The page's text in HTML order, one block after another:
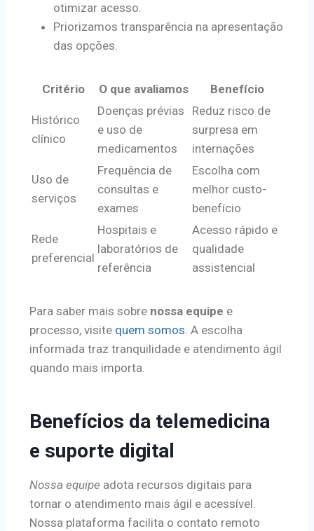
otimizar acesso.
Priorizamos transparência na apresentação
das opções.
Critério O que avaliamos Benefício
Histórico
clínico
Doenças prévias
e uso de
medicamentos
Reduz risco de
surpresa em
internações
Uso de
serviços
Frequência de
consultas e
exames
Escolha com
melhor custo-
benefício
Rede
preferencial
Hospitais e
laboratórios de
referência
Acesso rápido e
qualidade
assistencial
Para saber mais sobre nossa equipe e
processo, visite quem somos. A escolha
informada traz tranquilidade e atendimento ágil
quando mais importa.
Benefícios da telemedicina
e suporte digital
Nossa equipe adota recursos digitais para
tornar o atendimento mais ágil e acessível.
Nossa plataforma facilita o contato remoto